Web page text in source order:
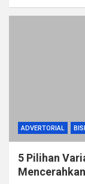
ADVERTORIAL
5 Pilihan